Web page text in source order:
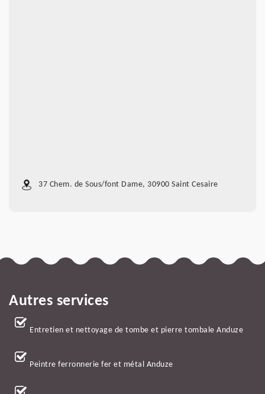
37 Chem. de Sous/font Dame, 30900 Saint Cesaire
Autres services
Entretien et nettoyage de tombe et pierre tombale Anduze
Peintre ferronnerie fer et métal Anduze